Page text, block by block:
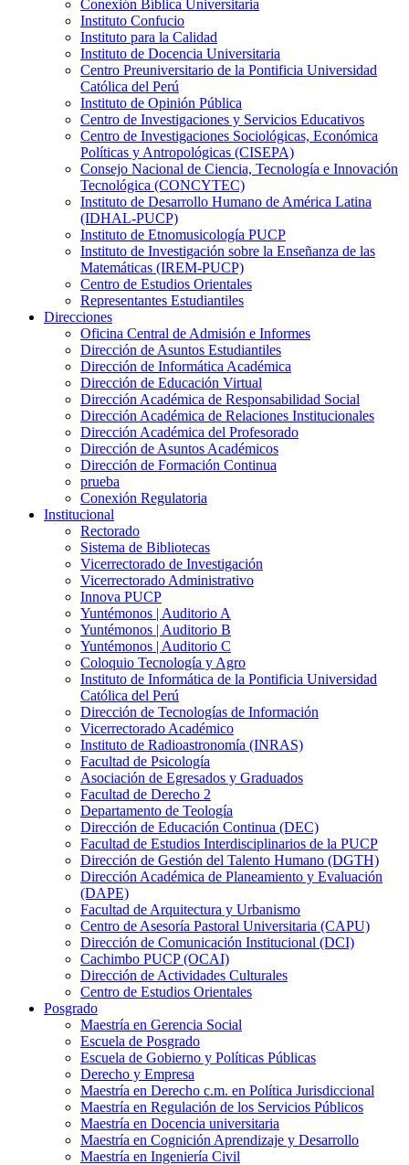
Conexión Bíblica Universitaria
Instituto Confucio
Instituto para la Calidad
Instituto de Docencia Universitaria
Centro Preuniversitario de la Pontificia Universidad
Católica del Perú
Instituto de Opinión Pública
Centro de Investigaciones y Servicios Educativos
Centro de Investigaciones Sociológicas, Económica
Políticas y Antropológicas (CISEPA)
Consejo Nacional de Ciencia, Tecnología e Innovación
Tecnológica (CONCYTEC)
Instituto de Desarrollo Humano de América Latina
(IDHAL-PUCP)
Instituto de Etnomusicología PUCP
Instituto de Investigación sobre la Enseñanza de las
Matemáticas (IREM-PUCP)
Centro de Estudios Orientales
Representantes Estudiantiles
Direcciones
Oficina Central de Admisión e Informes
Dirección de Asuntos Estudiantiles
Dirección de Informática Académica
Dirección de Educación Virtual
Dirección Académica de Responsabilidad Social
Dirección Académica de Relaciones Institucionales
Dirección Académica del Profesorado
Dirección de Asuntos Académicos
Dirección de Formación Continua
prueba
Conexión Regulatoria
Institucional
Rectorado
Sistema de Bibliotecas
Vicerrectorado de Investigación
Vicerrectorado Administrativo
Innova PUCP
Yuntémonos | Auditorio A
Yuntémonos | Auditorio B
Yuntémonos | Auditorio C
Coloquio Tecnología y Agro
Instituto de Informática de la Pontificia Universidad
Católica del Perú
Dirección de Tecnologías de Información
Vicerrectorado Académico
Instituto de Radioastronomía (INRAS)
Facultad de Psicología
Asociación de Egresados y Graduados
Facultad de Derecho 2
Departamento de Teología
Dirección de Educación Continua (DEC)
Facultad de Estudios Interdisciplinarios de la PUCP
Dirección de Gestión del Talento Humano (DGTH)
Dirección Académica de Planeamiento y Evaluación
(DAPE)
Facultad de Arquitectura y Urbanismo
Centro de Asesoría Pastoral Universitaria (CAPU)
Dirección de Comunicación Institucional (DCI)
Cachimbo PUCP (OCAI)
Dirección de Actividades Culturales
Centro de Estudios Orientales
Posgrado
Maestría en Gerencia Social
Escuela de Posgrado
Escuela de Gobierno y Políticas Públicas
Derecho y Empresa
Maestría en Derecho c.m. en Política Jurisdiccional
Maestría en Regulación de los Servicios Públicos
Maestría en Docencia universitaria
Maestría en Cognición Aprendizaje y Desarrollo
Maestría en Ingeniería Civil